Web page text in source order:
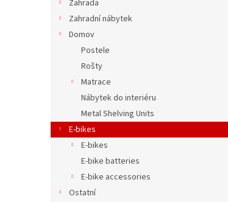
Zahrada
Zahradní nábytek
Domov
Postele
Rošty
Matrace
Nábytek do interiéru
Metal Shelving Units
E-bikes
E-bikes
E-bike batteries
E-bike accessories
Ostatní